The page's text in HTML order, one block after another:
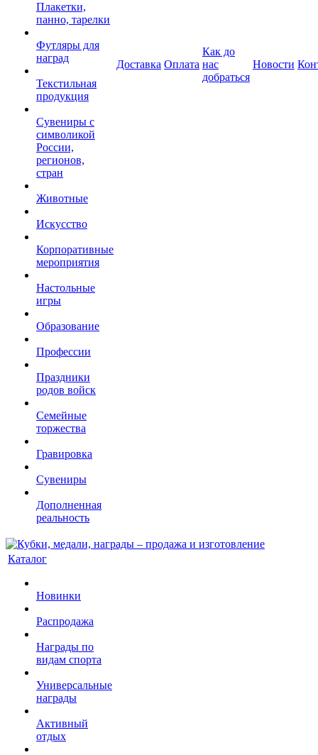
Плакетки,
панно, тарелки
Футляры для
наград
Текстильная
продукция
Сувениры с
символикой
России,
регионов,
стран
Животные
Искусство
Корпоративные
мероприятия
Настольные
игры
Образование
Профессии
Праздники
родов войск
Семейные
торжества
Гравировка
Сувениры
Дополненная
реальность
Доставка Оплата
Как до
нас
добраться
Новости
Каталог
Новинки
Распродажа
Награды по
видам спорта
Универсальные
награды
Активный
отдых